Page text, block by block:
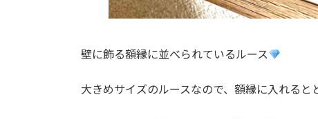
壁に飾る額縁に並べられているルース
大きめサイズのルースなので、額縁に入れると